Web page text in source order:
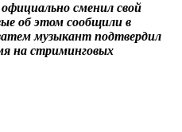
сменил свой
об этом сообщили в
музыкант подтвердил
на стриминговых